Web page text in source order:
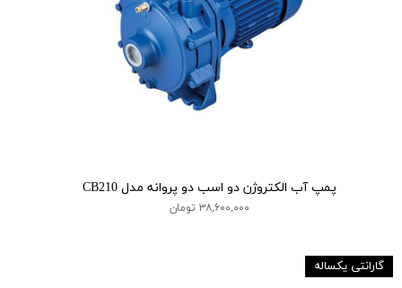
پمپ آب الکتروژن دو اسب دو پروانه مدل CB210
۳۸,۶۰۰,۰۰۰ تومان
گارانتی یکساله